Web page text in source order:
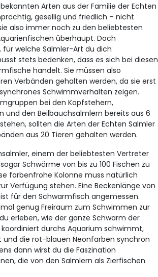
Arten aus der Familie der Echten
gesellig und friedlich – nicht
also immer noch zu den beliebtesten
überhaupt. Doch
für welche Salmler-Art du dich
stets bedenken, dass es sich bei diesen
handelt. Sie müssen also
Verbänden gehalten werden, da sie erst
Schwimmverhalten zeigen.
bei den Kopfstehern,
und den Beilbauchsalmlern bereits aus 6
sollten die Arten der Echten Salmler
aus 20 Tieren gehalten werden.
einem der beliebtesten Vertreter
Schwärme von bis zu 100 Fischen zu
farbenfrohe Kolonne muss natürlich
Verfügung stehen. Eine Beckenlänge von
für den Schwarmfisch angemessen.
genug Freiraum zum Schwimmen zur
erleben, wie der ganze Schwarm der
koordiniert durchs Aquarium schwimmt,
und die rot-blauen Neonfarben synchron
dann wirst du die Faszination
die von den Salmlern als Zierfischen